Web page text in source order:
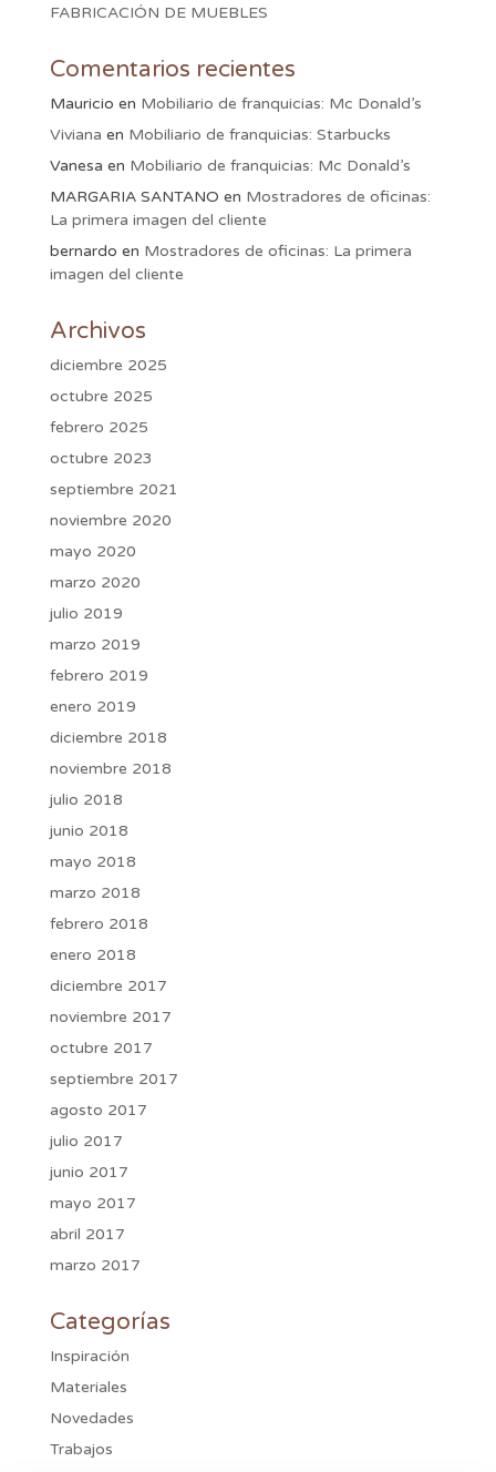
FABRICACIÓN DE MUEBLES
Comentarios recientes
Mauricio en Mobiliario de franquicias: Mc Donald’s
Viviana en Mobiliario de franquicias: Starbucks
Vanesa en Mobiliario de franquicias: Mc Donald’s
MARGARIA SANTANO en Mostradores de oficinas:
La primera imagen del cliente
bernardo en Mostradores de oficinas: La primera
imagen del cliente
Archivos
diciembre 2025
octubre 2025
febrero 2025
octubre 2023
septiembre 2021
noviembre 2020
mayo 2020
marzo 2020
julio 2019
marzo 2019
febrero 2019
enero 2019
diciembre 2018
noviembre 2018
julio 2018
junio 2018
mayo 2018
marzo 2018
febrero 2018
enero 2018
diciembre 2017
noviembre 2017
octubre 2017
septiembre 2017
agosto 2017
julio 2017
junio 2017
mayo 2017
abril 2017
marzo 2017
Categorías
Inspiración
Materiales
Novedades
Trabajos